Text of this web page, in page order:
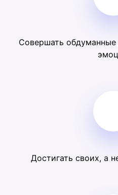
Совершать обдуманные
Достигать своих, а